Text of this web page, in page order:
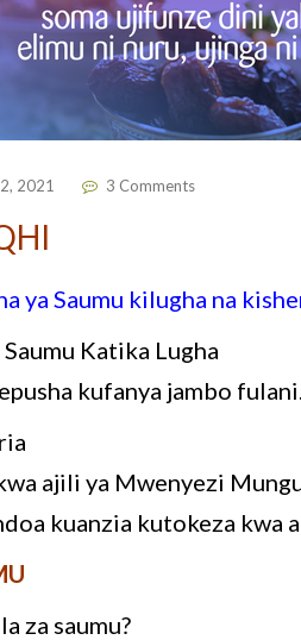
2021 3 Comments
ya Saumu kilugha na
Saumu Katika Lugha
kufanya jambo
ajili ya Mwenyezi
kuanzia kutokeza kwa
za saumu?